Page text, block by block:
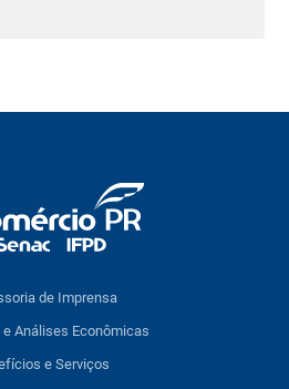
de Imprensa
Análises Econômicas
e Serviços